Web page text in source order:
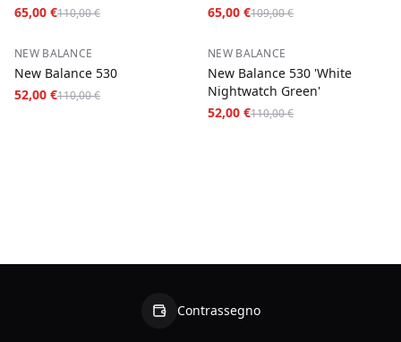
65,00 €110,00 €
65,00 €109,00 €
−53%
NEW BALANCE
New Balance 530
52,00 €110,00 €
−53%
NEW BALANCE
New Balance 530 'White
Nightwatch Green'
52,00 €110,00 €
Contrassegno